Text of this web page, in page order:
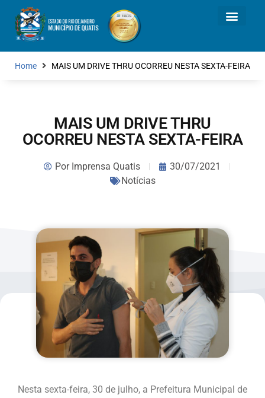
Home MAIS UM DRIVE THRU OCORREU NESTA SEXTA-FEIRA
MAIS UM DRIVE THRU
OCORREU NESTA SEXTA-FEIRA
PorImprensa Quatis
30/07/2021
Notícias
Nesta sexta-feira, 30 de julho, a Prefeitura Municipal de